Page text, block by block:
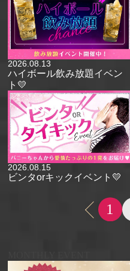
2026.08.13
ハイボール飲み放題イベン
ト💛
2026.08.15
ビンタorキックイベント💛
1